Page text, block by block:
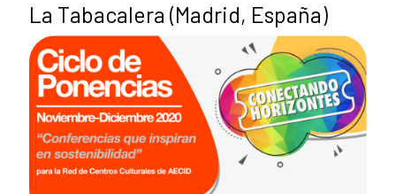
La Tabacalera (Madrid, España)